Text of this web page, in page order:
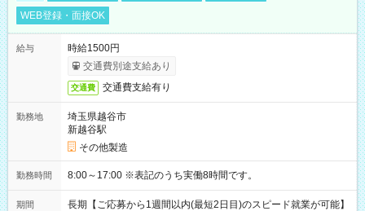
WEB登録・面接OK
給与
時給1500円
交通費別途支給あり
交通費 交通費支給有り
勤務地
埼玉県越谷市
新越谷駅
その他製造
勤務時間 8:00～17:00 ※表記のうち実働8時間です。
期間
長期【ご応募から1週間以内(最短2日目)のスピード就業が可能】